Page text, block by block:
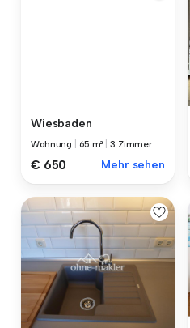
Wiesbaden
Wohnung 65 m² |3 Zimmer
€ 650 Mehr sehen